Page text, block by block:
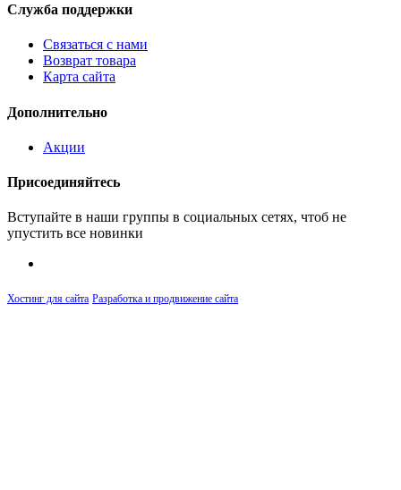
Служба поддержки
Связаться с нами
Возврат товара
Карта сайта
Дополнительно
Акции
Присоединяйтесь
Вступайте в наши группы в социальных сетях, чтоб не
упустить все новинки
Хостинг для сайта Разработка и продвижение сайта